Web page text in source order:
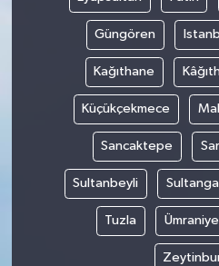
Güngören
Kağıthane
Küçükçekmece
Sancaktepe
Sultanbeyli
Tuzla Ümraniye